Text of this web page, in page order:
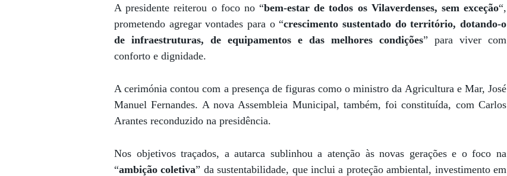
A presidente reiterou o foco no “bem-estar de todos os Vilaverdenses, sem exceção“,
prometendo agregar vontades para o “crescimento sustentado do território, dotando-o
de infraestruturas, de equipamentos e das melhores condições” para viver com
conforto e dignidade.
A cerimónia contou com a presença de figuras como o ministro da Agricultura e Mar, José
Manuel Fernandes. A nova Assembleia Municipal, também, foi constituída, com Carlos
Arantes reconduzido na presidência.
Nos objetivos traçados, a autarca sublinhou a atenção às novas gerações e o foco na
“ambição coletiva” da sustentabilidade, que inclui a proteção ambiental, investimento em